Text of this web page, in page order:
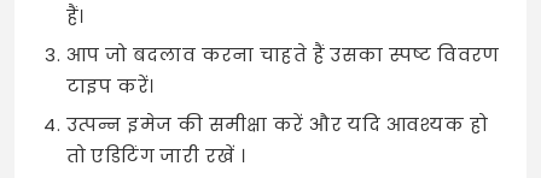
हैं।
आप जो बदलाव करना चाहते हैं उसका स्पष्ट विवरण
टाइप करें।
उत्पन्न इमेज की समीक्षा करें और यदि आवश्यक हो
तो एडिटिंग जारी रखें ।